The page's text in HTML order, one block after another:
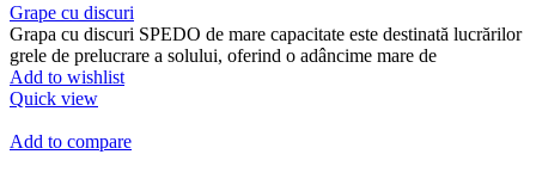
Grape cu discuri
Grapa cu discuri SPEDO de mare capacitate este destinată lucrărilor
grele de prelucrare a solului, oferind o adâncime mare de
Add to wishlist
Quick view
Add to compare